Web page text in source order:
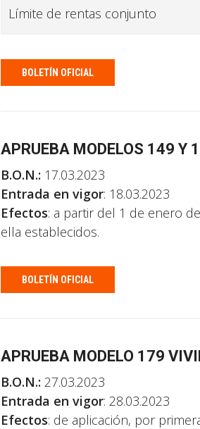
Límite de rentas conjunto
BOLETÍN OFICIAL
APRUEBA MODELOS 149 Y
B.O.N.: 17.03.2023
Entrada en vigor: 18.03.2023
Efectos: a partir del 1 de enero
ella establecidos.
BOLETÍN OFICIAL
APRUEBA MODELO 179
B.O.N.: 27.03.2023
Entrada en vigor: 28.03.2023
Efectos: de aplicación, por